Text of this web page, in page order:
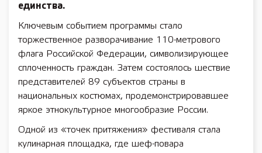
единства.
Ключевым событием программы стало
торжественное разворачивание 110-метрового
флага Российской Федерации, символизирующее
сплоченность граждан. Затем состоялось шествие
представителей 89 субъектов страны в
национальных костюмах, продемонстрировавшее
яркое этнокультурное многообразие России.
Одной из «точек притяжения» фестиваля стала
кулинарная площадка, где шеф-повара